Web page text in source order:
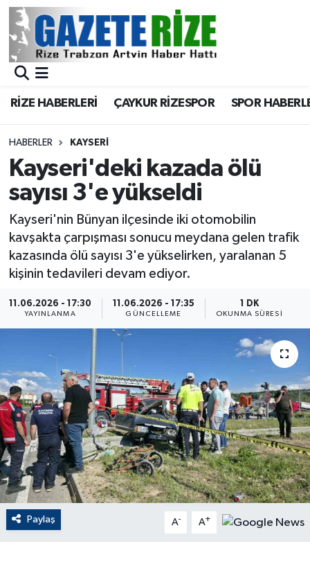
RİZE HABERLERİ ÇAYKUR RİZESPOR SPOR
HABERLER KAYSERI
Kayseri'deki kazada ölü
sayısı 3'e yükseldi
Kayseri'nin Bünyan ilçesinde iki otomobilin
kavşakta çarpışması sonucu meydana gelen trafik
kazasında ölü sayısı 3'e yükselirken, yaralanan 5
kişinin tedavileri devam ediyor.
11.06.2026 - 17:30
YAYINLANMA
11.06.2026 - 17:35
GÜNCELLEME
1 DK
OKUNMA SÜRESI
Paylaş A- A+
BÖLGEMİZ
Asayiş
Rize Jandarma Komutanlığı
Bilim Teknoloji
Advertising news
Canlı Maç
Dış Haberler
Dünya
EĞİTİM
EKONOMİ
English News
Merkez Nöbetçi Eczaneler
Merkez Trafik Yoğunluk Haritası
Süper Lig Puan Durumu ve Fikstür
Tüm Manşetler
Son Dakika Haberleri
Haber Arşivi